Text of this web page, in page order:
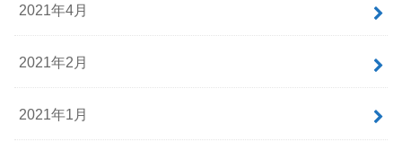
2021年4月
2021年2月
2021年1月